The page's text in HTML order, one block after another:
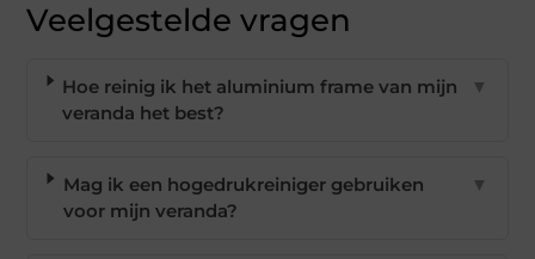
Veelgestelde vragen
Hoe reinig ik het aluminium frame van mijn
veranda het best?
▼
Mag ik een hogedrukreiniger gebruiken
voor mijn veranda?
▼